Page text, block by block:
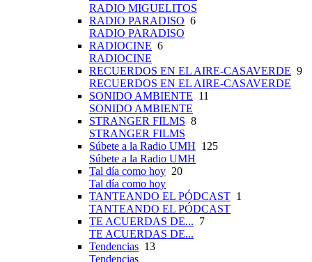
RADIO MIGUELITOS
RADIO PARADISO 6
RADIO PARADISO
RADIOCINE 6
RADIOCINE
RECUERDOS EN EL AIRE-CASAVERDE 9
RECUERDOS EN EL AIRE-CASAVERDE
SONIDO AMBIENTE 11
SONIDO AMBIENTE
STRANGER FILMS 8
STRANGER FILMS
Súbete a la Radio UMH 125
Súbete a la Radio UMH
Tal día como hoy 20
Tal día como hoy
TANTEANDO EL PÓDCAST 1
TANTEANDO EL PÓDCAST
TE ACUERDAS DE... 7
TE ACUERDAS DE...
Tendencias 13
Tendencias